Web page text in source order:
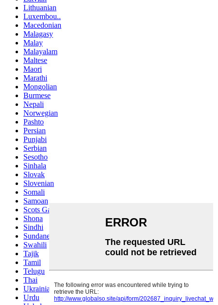
Lithuanian
Luxembou..
Macedonian
Malagasy
Malay
Malayalam
Maltese
Maori
Marathi
Mongolian
Burmese
Nepali
Norwegian
Pashto
Persian
Punjabi
Serbian
Sesotho
Sinhala
Slovak
Slovenian
Somali
Samoan
Scots Gaelic
Shona
Sindhi
Sundanese
Swahili
Tajik
Tamil
Telugu
Thai
Ukrainian
Urdu